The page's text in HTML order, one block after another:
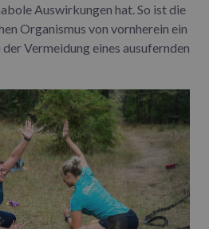
Auswirkungen hat. So ist die
Organismus von vornherein ein
Vermeidung eines ausufernden